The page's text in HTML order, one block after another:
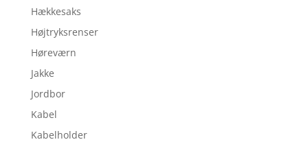
Hækkesaks
Højtryksrenser
Høreværn
Jakke
Jordbor
Kabel
Kabelholder